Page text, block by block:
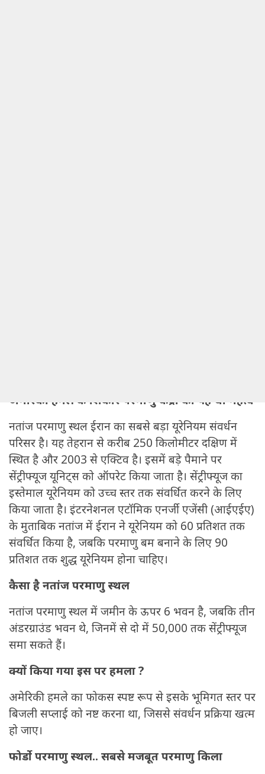
अमेरिकी हमले के शिकार परमाणु केंद्रों का यह था महत्व
नतांज परमाणु स्थल ईरान का सबसे बड़ा यूरेनियम संवर्धन
परिसर है। यह तेहरान से करीब 250 किलोमीटर दक्षिण में
स्थित है और 2003 से एक्टिव है। इसमें बड़े पैमाने पर
सेंट्रीफ्यूज यूनिट्स को ऑपरेट किया जाता है। सेंट्रीफ्यूज का
इस्तेमाल यूरेनियम को उच्च स्तर तक संवर्धित करने के लिए
किया जाता है। इंटरनेशनल एटॉमिक एनर्जी एजेंसी (आईएईए)
के मुताबिक नतांज में ईरान ने यूरेनियम को 60 प्रतिशत तक
संवर्धित किया है, जबकि परमाणु बम बनाने के लिए 90
प्रतिशत तक शुद्ध यूरेनियम होना चाहिए।
कैसा है नतांज परमाणु स्थल
नतांज परमाणु स्थल में जमीन के ऊपर 6 भवन है, जबकि तीन
अंडरग्राउंड भवन थे, जिनमें से दो में 50,000 तक सेंट्रीफ्यूज
समा सकते हैं।
क्यों किया गया इस पर हमला ?
अमेरिकी हमले का फोकस स्पष्ट रूप से इसके भूमिगत स्तर पर
बिजली सप्लाई को नष्ट करना था, जिससे संवर्धन प्रक्रिया खत्म
हो जाए।
फोर्डो परमाणु स्थल.. सबसे मजबूत परमाणु किला